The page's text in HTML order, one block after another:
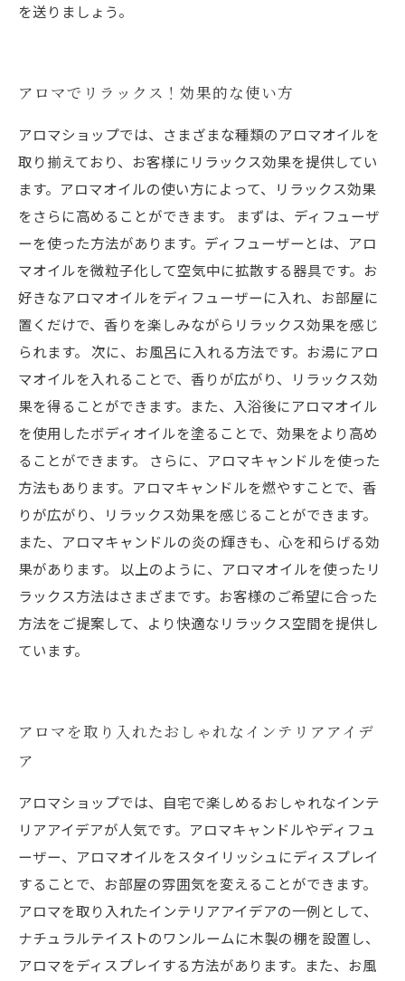
を送りましょう。
アロマでリラックス！効果的な使い方
アロマショップでは、さまざまな種類のアロマオイルを
取り揃えており、お客様にリラックス効果を提供してい
ます。アロマオイルの使い方によって、リラックス効果
をさらに高めることができます。 まずは、ディフューザ
ーを使った方法があります。ディフューザーとは、アロ
マオイルを微粒子化して空気中に拡散する器具です。お
好きなアロマオイルをディフューザーに入れ、お部屋に
置くだけで、香りを楽しみながらリラックス効果を感じ
られます。 次に、お風呂に入れる方法です。お湯にアロ
マオイルを入れることで、香りが広がり、リラックス効
果を得ることができます。また、入浴後にアロマオイル
を使用したボディオイルを塗ることで、効果をより高め
ることができます。 さらに、アロマキャンドルを使った
方法もあります。アロマキャンドルを燃やすことで、香
りが広がり、リラックス効果を感じることができます。
また、アロマキャンドルの炎の輝きも、心を和らげる効
果があります。 以上のように、アロマオイルを使ったリ
ラックス方法はさまざまです。お客様のご希望に合った
方法をご提案して、より快適なリラックス空間を提供し
ています。
アロマを取り入れたおしゃれなインテリアアイデ
ア
アロマショップでは、自宅で楽しめるおしゃれなインテ
リアアイデアが人気です。アロマキャンドルやディフュ
ーザー、アロマオイルをスタイリッシュにディスプレイ
することで、お部屋の雰囲気を変えることができます。
アロマを取り入れたインテリアアイデアの一例として、
ナチュラルテイストのワンルームに木製の棚を設置し、
アロマをディスプレイする方法があります。また、お風